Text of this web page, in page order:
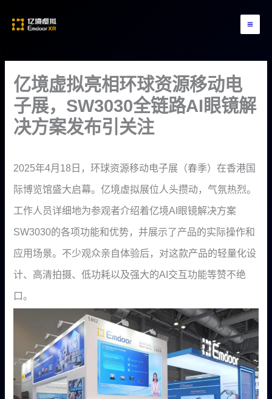
亿境虚拟亮相环球资源移动电
子展，SW3030全链路AI眼镜解
决方案发布引关注
2025年4月18日，环球资源移动电子展（春季）在香港国
际博览馆盛大启幕。亿境虚拟展位人头攒动，气氛热烈。
工作人员详细地为参观者介绍着亿境AI眼镜解决方案
SW3030的各项功能和优势，并展示了产品的实际操作和
应用场景。不少观众亲自体验后，对这款产品的轻量化设
计、高清拍摄、低功耗以及强大的AI交互功能等赞不绝
口。